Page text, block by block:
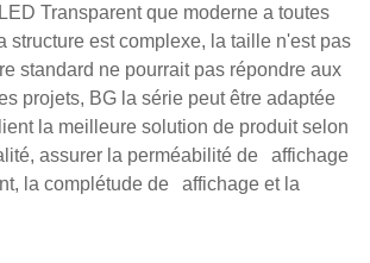
Transparent que moderne a toutes
structure est complexe, la taille n'est pas
standard ne pourrait pas répondre aux
projets, BG la série peut être adaptée
la meilleure solution de produit selon
assurer la perméabilité de
affichage
la complétude de
affichage et la